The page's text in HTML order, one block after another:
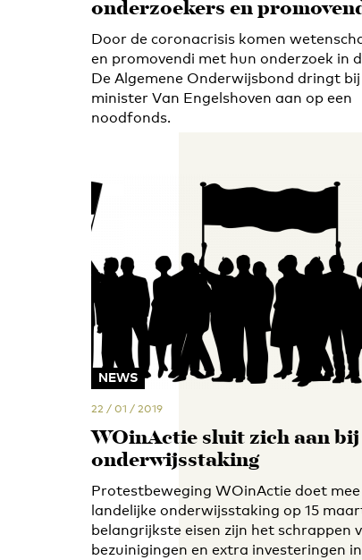
onderzoekers en
Door de coronacrisis komen
en promovendi met hun onderzoek in
De Algemene Onderwijsbond dringt bij
minister Van Engelshoven aan op een
noodfonds.
NEWS
22 / 01 / 2019
WOinActie sluit zich aan bij
onderwijsstaking
Protestbeweging WOinActie doet
landelijke onderwijsstaking op 15
belangrijkste eisen zijn het schrappen
bezuinigingen en extra investeringen